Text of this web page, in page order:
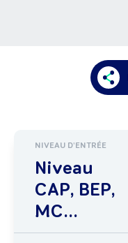
NIVEAU D'ENTRÉE
Niveau
CAP, BEP,
MC...